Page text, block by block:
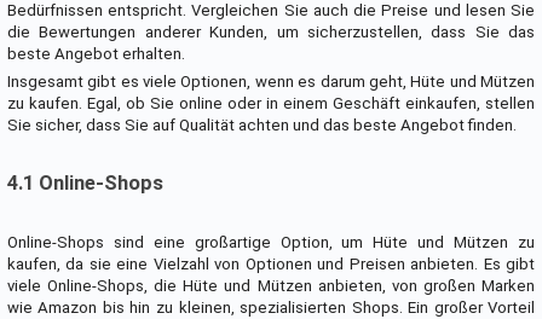
Bedürfnissen entspricht. Vergleichen Sie auch die Preise und lesen Sie
die Bewertungen anderer Kunden, um sicherzustellen, dass Sie das
beste Angebot erhalten.
Insgesamt gibt es viele Optionen, wenn es darum geht, Hüte und Mützen
zu kaufen. Egal, ob Sie online oder in einem Geschäft einkaufen, stellen
Sie sicher, dass Sie auf Qualität achten und das beste Angebot finden.
4.1 Online-Shops
Online-Shops sind eine großartige Option, um Hüte und Mützen zu
kaufen, da sie eine Vielzahl von Optionen und Preisen anbieten. Es gibt
viele Online-Shops, die Hüte und Mützen anbieten, von großen Marken
wie Amazon bis hin zu kleinen, spezialisierten Shops. Ein großer Vorteil